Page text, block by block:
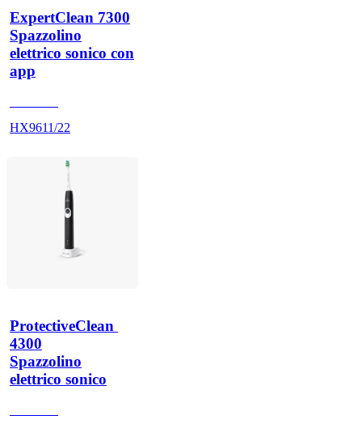
ExpertClean 7300
Spazzolino
elettrico sonico con
app
HX9611/22
ProtectiveClean
4300
Spazzolino
elettrico sonico